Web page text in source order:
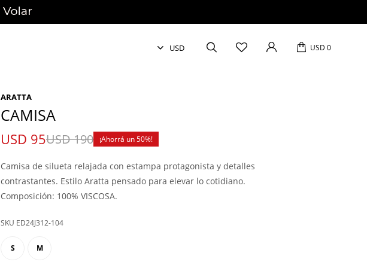
USD 0
ARATTA
CAMISA
USD 95USD190 50
Camisa de silueta relajada con estampa protagonista y detalles
contrastantes. Estilo Aratta pensado para elevar lo cotidiano.
Composición: 100% VISCOSA.
ED24J312-104
S M